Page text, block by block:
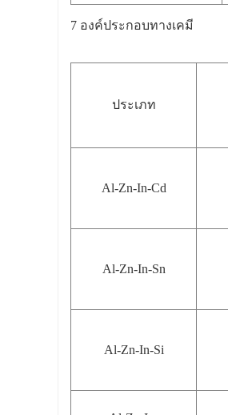
7 องค์ประกอบทางเคมี
ประเภท
Al-Zn-In-Cd
Al-Zn-In-Sn
Al-Zn-In-Si